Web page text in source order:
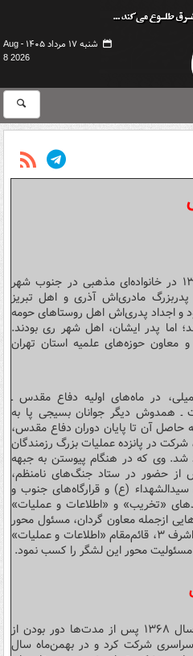
شنبه ۱۷ مرداد ۱۴۰۵ -
Aug
8 2026
علیرضا زاکانی در اسفند سال ۱۳۴۴ در خانواده‌ای مذهبی در جنوب شهر
مادری‌اش آذری و اهل تبریز
و اجداد پدری‌اش اهل روستاهای حومه
اما پدر ایشان، اهل شهر ری بودند.
معاون حوزه‌های علمیه استان تهران
در ماه‌های اولیه دفاع مقدس ـ
۱۵ سال نداشت ـ همدوش دیگر جوانان بسیجی پا به
حاصل آن تا پایان دوران دفاع مقدس،
شرکت در پانزده عملیات بزرگ رزمندگان
شد. وی که در هنگام پیوستن به جبهه
پس از حضور در ستاد جنگ‌های نامنظم،
(ع) و قرارگاه‌های جنوب و
«تخریب» و «اطلاعات و عملیات»
ازجمله معاون گردان، مسئول محور
«اطلاعات و عملیات» قرارگاه نجف اشرف ۳، قائم‌مقام «اطلاعات و عملیات»
محور این لشگر را کسب نمود.
زاکانی با پایان جنگ تحمیلی، در سال ۱۳۶۸ پس از مدت‌ها دور بودن از
شرکت کرد و در بهمن‌ماه سال